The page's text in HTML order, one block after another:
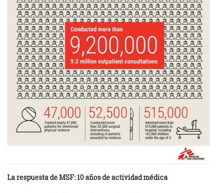
La respuesta de MSF: 10 años de actividad médica